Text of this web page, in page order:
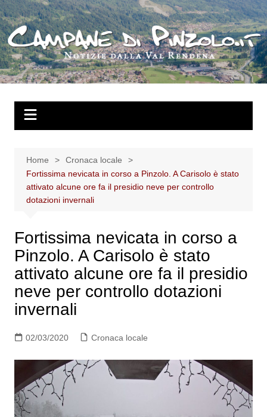
Salta
al
contenuto
Home
Cronaca locale
Fortissima nevicata in corso a Pinzolo. A Carisolo è stato
attivato alcune ore fa il presidio neve per controllo
dotazioni invernali
Fortissima nevicata in corso a
Pinzolo. A Carisolo è stato
attivato alcune ore fa il presidio
neve per controllo dotazioni
invernali
02/03/2020 Cronaca locale